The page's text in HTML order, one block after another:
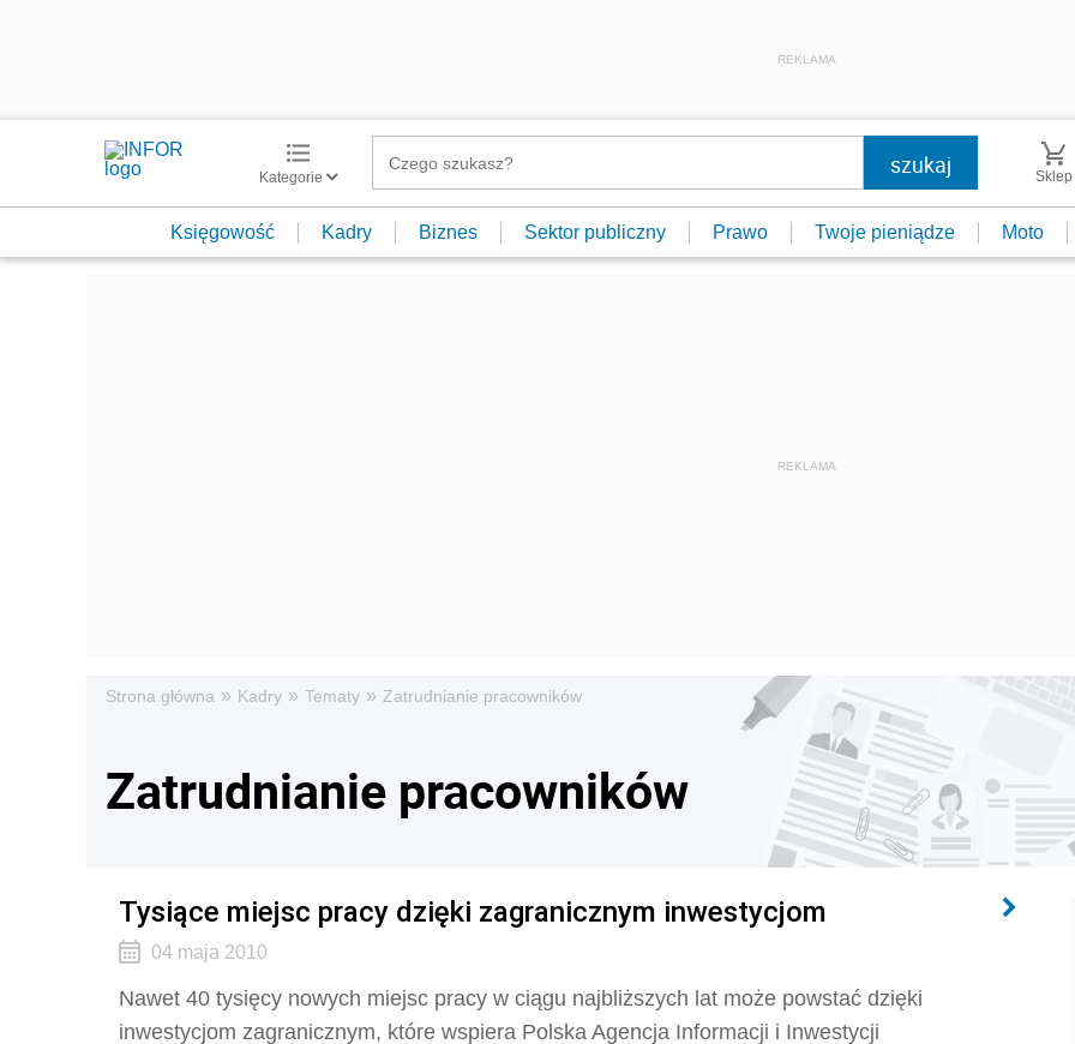
REKLAMA
Kategorie Sklep
Księgowość Kadry Biznes Sektor publiczny Prawo Twoje pieniądze Moto
Strona główna » Kadry » Tematy » Zatrudnianie pracowników
Zatrudnianie pracowników
Tysiące miejsc pracy dzięki zagranicznym inwestycjom
04 maja 2010
Nawet 40 tysięcy nowych miejsc pracy w ciągu najbliższych lat może powstać dzięki
inwestycjom zagranicznym, które wspiera Polska Agencja Informacji i Inwestycji